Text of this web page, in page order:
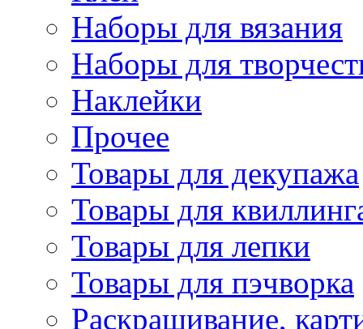
Наборы для вязания
Наборы для
Наклейки
Прочее
Товары для декупажа
Товары для
Товары для лепки
Товары для пэчворка
Раскрашивание,